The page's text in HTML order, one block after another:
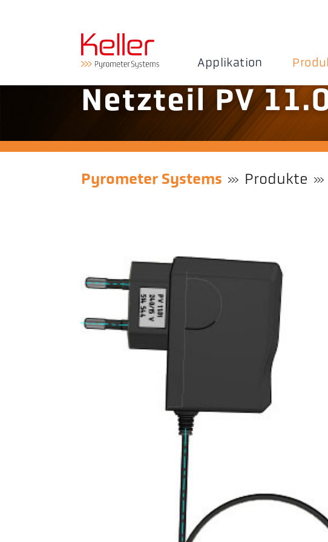
Applikation
Netzteil PV
Pyrometer Systems Produkte